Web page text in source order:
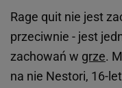
Rage quit nie jest
przeciwnie - jest
zachowań w grze.
na nie Nestori, 16-